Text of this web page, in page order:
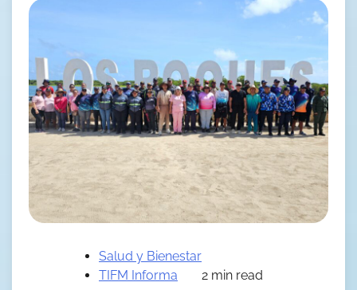
Salud y Bienestar
TIFM Informa
2 min read